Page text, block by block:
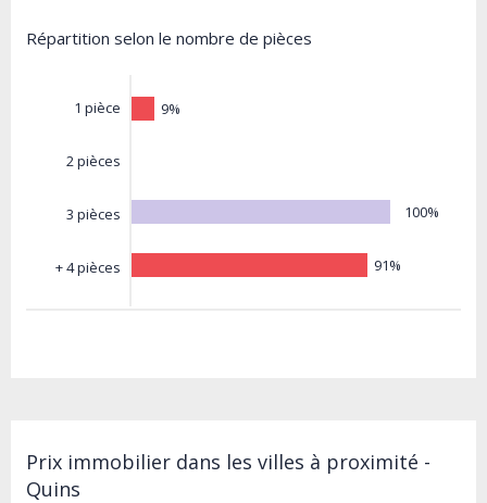
Répartition selon le nombre de pièces
1 pièce
2 pièces
3 pièces
+ 4 pièces
9%
100%
91%
Prix immobilier dans les villes à proximité -
Quins